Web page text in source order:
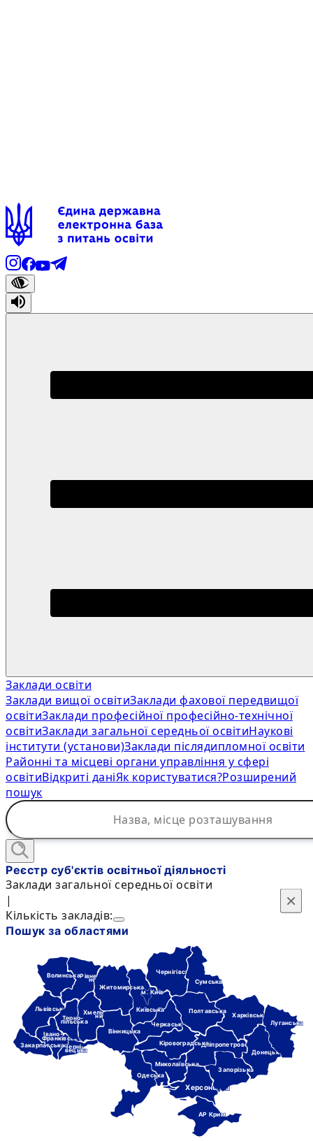
Заклади освіти
Заклади вищої освітиЗаклади фахової передвищої
освітиЗаклади професійної професійно-технічної
освітиЗаклади загальної середньої освітиНаукові
інститути (установи)Заклади післядипломної освіти
Районні та місцеві органи управління у сфері
освітиВідкриті даніЯк користуватися?Розширений
пошук
×
Реєстр суб'єктів освітньої діяльності
Заклади загальної середньої освіти
|
Кількість закладів:
Пошук за областями
Черкаська
Чернігівська
Черні-
вецька
Дніпропетровська
Донецька
Івано-
Франківська
Харківська
Херсонська
Хмель-
ницька
Кіровоградська
АР Крим
Київська
м. Київ
Луганська
Львівська
Миколаївська
Одеська
Полтавська
Рівне-
нська Сумська
Терно-
пільська
Вінницька
Волинська
Закарпатська
Запорізька
Житомирська
×